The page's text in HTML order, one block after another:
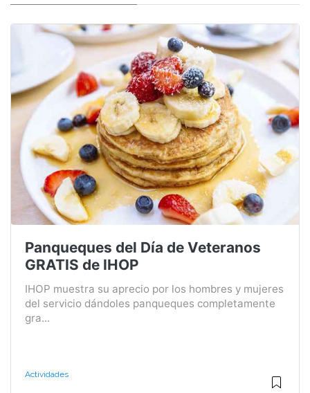
Panqueques del Día de Veteranos
GRATIS de IHOP
IHOP muestra su aprecio por los hombres y mujeres
del servicio dándoles panqueques completamente
gra...
Actividades